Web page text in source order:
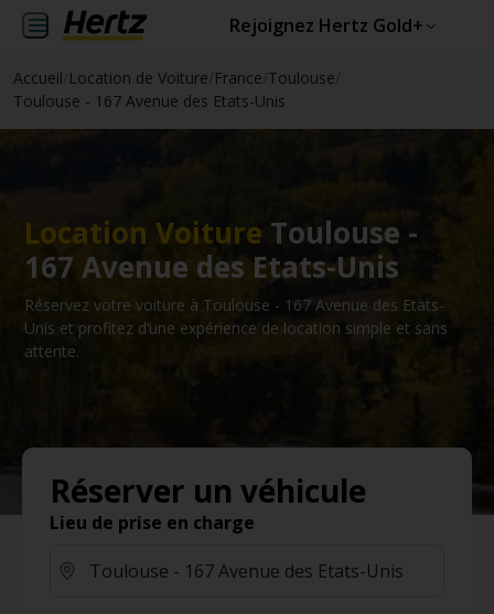
Rejoignez Hertz Gold+
Accueil Location de Voiture France Toulouse
Toulouse - 167 Avenue des Etats-Unis
Location Voiture Toulouse -
167 Avenue des Etats-Unis
Réservez votre voiture à Toulouse - 167 Avenue des Etats-
Unis et profitez d’une expérience de location simple et sans
attente.
Réserver un véhicule
Lieu de prise en charge